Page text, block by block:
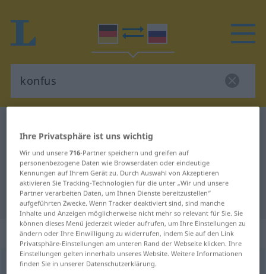
Deutsch-Russisch Übersetzung für
"konfus"
"konfus" Russisch Übersetzung
„konfus“
konfus
Ihre Privatsphäre ist uns wichtig
Wir und unsere716-Partner speichern und greifen auf
personenbezogene Daten wie Browserdaten oder eindeutige
Kennungen auf Ihrem Gerät zu. Durch Auswahl von Akzeptieren
aktivieren Sie Tracking-Technologien für die unter „Wir und unsere
Partner verarbeiten Daten, um Ihnen Dienste bereitzustellen“
aufgeführten Zwecke. Wenn Tracker deaktiviert sind, sind manche
Inhalte und Anzeigen möglicherweise nicht mehr so relevant für Sie. Sie
können dieses Menü jederzeit wieder aufrufen, um Ihre Einstellungen zu
ändern oder Ihre Einwilligung zu widerrufen, indem Sie auf den Link
Privatsphäre-Einstellungen am unteren Rand der Webseite klicken. Ihre
Einstellungen gelten innerhalb unseres Website. Weitere Informationen
finden Sie in unserer Datenschutzerklärung.